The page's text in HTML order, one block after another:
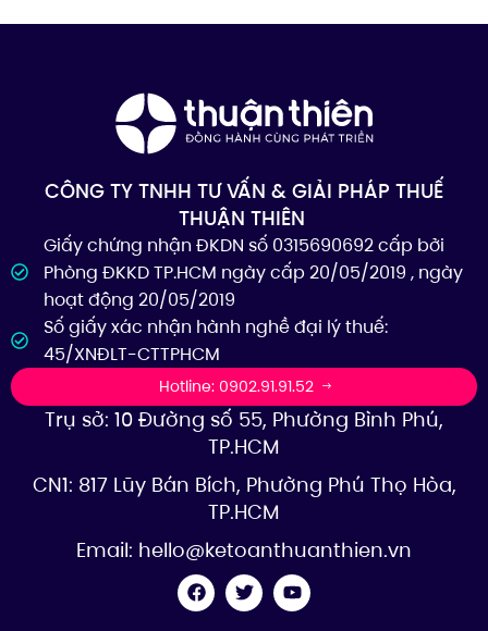
CÔNG TY TNHH TƯ VẤN & GIẢI PHÁP THUẾ
THUẬN THIÊN
Giấy chứng nhận ĐKDN số 0315690692 cấp bởi
Phòng ĐKKD TP.HCM ngày cấp 20/05/2019 , ngày
hoạt động 20/05/2019
Số giấy xác nhận hành nghề đại lý thuế:
45/XNĐLT-CTTPHCM
Hotline: 0902.91.91.52
Trụ sở: 10 Đường số 55, Phường Bình Phú,
TP.HCM
CN1: 817 Lũy Bán Bích, Phường Phú Thọ Hòa,
TP.HCM
Email: hello@ketoanthuanthien.vn